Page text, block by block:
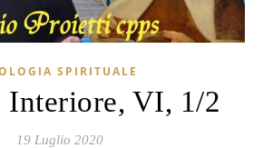
SPIRITUALE
Interiore, VI, 1/2
19 Luglio 2020